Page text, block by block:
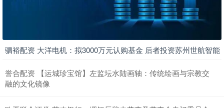
驷裕配资 大洋电机：拟3000万元认购基金 后者投资苏州世航智能
誉合配资 【运城珍宝馆】左监坛水陆画轴：传统绘画与宗教交
融的文化镜像